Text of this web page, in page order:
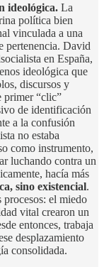
ideológica. La
política bien
vinculada a una
pertenencia. David
en España,
ideológica que
discursos y
primer “clic”
de identificación
a la confusión
no estaba
como instrumento,
luchando contra un
hacía más
sino existencial.
procesos: el miedo
vital crearon un
entonces, trabaja
desplazamiento
consolidada.